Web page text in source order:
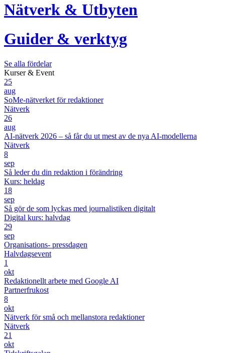
Nätverk & Utbyten
Guider & verktyg
Se alla fördelar
Kurser & Event
25
aug
SoMe-nätverket för redaktioner
Nätverk
26
aug
AI-nätverk 2026 – så får du ut mest av de nya AI-modellerna
Nätverk
8
sep
Så leder du din redaktion i förändring
Kurs: heldag
18
sep
Så gör de som lyckas med journalistiken digitalt
Digital kurs: halvdag
29
sep
Organisations- pressdagen
Halvdagsevent
1
okt
Redaktionellt arbete med Google AI
Partnerfrukost
8
okt
Nätverk för små och mellanstora redaktioner
Nätverk
21
okt